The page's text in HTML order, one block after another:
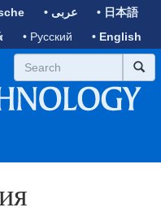
• عربى
• 日本語
• Русский • English